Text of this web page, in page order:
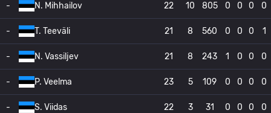
- N. Mihhailov 22 10 805 0 0 0 0
- T. Teeväli 21 8 560 0 0 0 1
- N. Vassiljev 21 8 243 1 0 0 0
- P. Veelma 23 5 109 0 0 0 0
- S. Viidas 22 3 31 0 0 0 0